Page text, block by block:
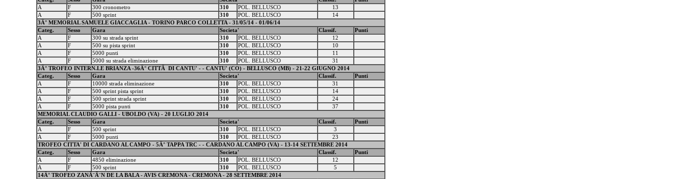
A
F 300 cronometro 310 POL. BELLUSCO
13
A
F 500 sprint 310 POL. BELLUSCO
14
3Â° MEMORIAL SAMUELE GIACCAGLIA - TORINO PARCO COLLETTA - 31/05/14 - 01/06/14
Categ.
Sesso Gara Societa' Classif.
Punti
A
F 300 su strada sprint 310 POL. BELLUSCO
12
A
F 500 su pista sprint 310 POL. BELLUSCO
10
A
F 5000 punti 310 POL. BELLUSCO
11
A
F 5000 su strada eliminazione 310 POL. BELLUSCO
31
3Â° TROFEO INTERN.LE BRIANZA -36Â° CITTÃ DI CANTU' - - CANTU' (CO) - BELLUSCO (MB) - 21-22 GIUGNO 2014
Categ.
Sesso Gara Societa' Classif.
Punti
A
F 10000 strada eliminazione 310 POL. BELLUSCO
31
A
F 500 sprint pista sprint 310 POL. BELLUSCO
14
A
F 500 sprint strada sprint 310 POL. BELLUSCO
24
A
F 5000 pista punti 310 POL. BELLUSCO
37
MEMORIAL CLAUDIO GALLI - UBOLDO (VA) - 20 LUGLIO 2014
Categ.
Sesso Gara Societa' Classif.
Punti
A
F 500 sprint 310 POL. BELLUSCO
3
A
F 5000 punti 310 POL. BELLUSCO
23
TROFEO CITTA' DI CARDANO AL CAMPO - 5Â° TAPPA TRC - - CARDANO AL CAMPO (VA) - 13-14 SETTEMBRE 2014
Categ.
Sesso Gara Societa' Classif.
Punti
A
F 4850 eliminazione 310 POL. BELLUSCO
12
A
F 500 sprint 310 POL. BELLUSCO
5
14Â° TROFEO ZANÃ¨Ã¨N DE LA BALA - AVIS CREMONA - CREMONA - 28 SETTEMBRE 2014